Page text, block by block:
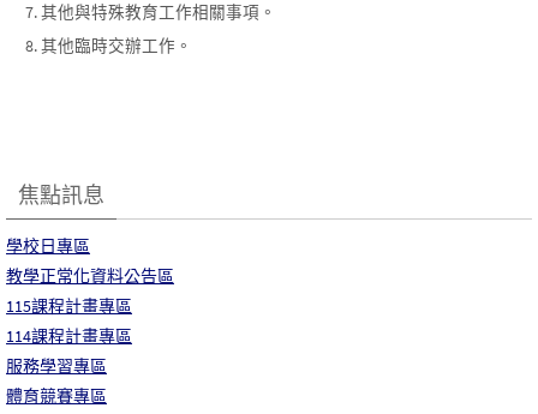
其他與特殊教育工作相關事項。
其他臨時交辦工作。
焦點訊息
學校日專區
教學正常化資料公告區
115課程計畫專區
114課程計畫專區
服務學習專區
體育競賽專區